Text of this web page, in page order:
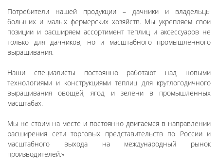
Потребители нашей продукции – дачники и владельцы
больших и малых фермерских хозяйств. Мы укрепляем свои
позиции и расширяем ассортимент теплиц и аксессуаров не
только для дачников, но и масштабного промышленного
выращивания.
Наши специалисты постоянно работают над новыми
технологиями и конструкциями теплиц для круглогодичного
выращивания овощей, ягод и зелени в промышленных
масштабах.
Мы не стоим на месте и постоянно двигаемся в направлении
расширения сети торговых представительств по России и
масштабного выхода на международный рынок
производителей.»